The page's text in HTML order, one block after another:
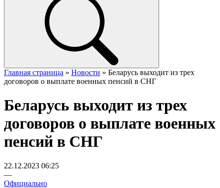
Главная страница » Новости » Беларусь выходит из трех
договоров о выплате военных пенсий в СНГ
Беларусь выходит из трех
договоров о выплате военных
пенсий в СНГ
22.12.2023 06:25
—
Официально